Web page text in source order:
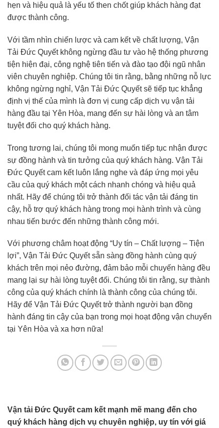
hẹn và hiệu quả là yếu tố then chốt giúp khách hàng đạt
được thành công.
Với tầm nhìn chiến lược và cam kết về chất lượng, Vận
Tải Đức Quyết không ngừng đầu tư vào hệ thống phương
tiện hiện đại, công nghệ tiên tiến và đào tạo đội ngũ nhân
viên chuyên nghiệp. Chúng tôi tin rằng, bằng những nỗ lực
không ngừng nghỉ, Vận Tải Đức Quyết sẽ tiếp tục khẳng
định vị thế của mình là đơn vị cung cấp dịch vụ vận tải
hàng đầu tại Yên Hòa, mang đến sự hài lòng và an tâm
tuyệt đối cho quý khách hàng.
Trong tương lai, chúng tôi mong muốn tiếp tục nhận được
sự đồng hành và tin tưởng của quý khách hàng. Vận Tải
Đức Quyết cam kết luôn lắng nghe và đáp ứng mọi yêu
cầu của quý khách một cách nhanh chóng và hiệu quả
nhất. Hãy để chúng tôi trở thành đối tác vận tải đáng tin
cậy, hỗ trợ quý khách hàng trong mọi hành trình và cùng
nhau tiến bước đến những thành công mới.
Với phương châm hoạt động “Uy tín – Chất lượng – Tiện
lợi”, Vận Tải Đức Quyết sẵn sàng đồng hành cùng quý
khách trên mọi nẻo đường, đảm bảo mỗi chuyến hàng đều
mang lại sự hài lòng tuyệt đối. Chúng tôi tin rằng, sự thành
công của quý khách chính là thành công của chúng tôi.
Hãy để Vận Tải Đức Quyết trở thành người bạn đồng
hành đáng tin cậy của bạn trong mọi hoạt động vận chuyển
tại Yên Hòa và xa hơn nữa!
Vận tải Đức Quyết cam kết mạnh mẽ mang đến cho
quý khách hàng dịch vụ chuyên nghiệp, uy tín với giá